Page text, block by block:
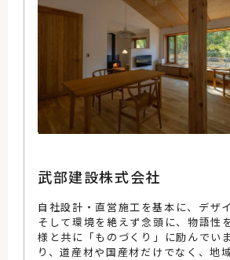
武部建設株式会社
自社設計・直営施工を基本に、デザ
そして環境を絶えず念頭に、物語性
様と共に「ものづくり」に励んでい
り、道産材や国産材だけでなく、地